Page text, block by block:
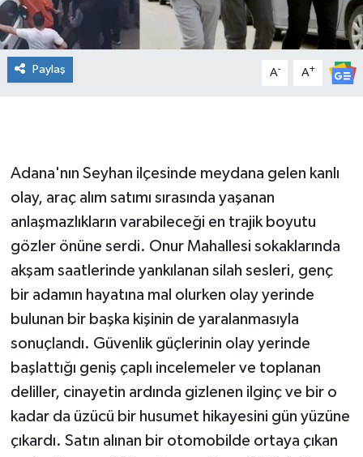
Paylaş A- A+
Adana'nın Seyhan ilçesinde meydana gelen kanlı
olay, araç alım satımı sırasında yaşanan
anlaşmazlıkların varabileceği en trajik boyutu
gözler önüne serdi. Onur Mahallesi sokaklarında
akşam saatlerinde yankılanan silah sesleri, genç
bir adamın hayatına mal olurken olay yerinde
bulunan bir başka kişinin de yaralanmasıyla
sonuçlandı. Güvenlik güçlerinin olay yerinde
başlattığı geniş çaplı incelemeler ve toplanan
deliller, cinayetin ardında gizlenen ilginç ve bir o
kadar da üzücü bir husumet hikayesini gün yüzüne
çıkardı. Satın alınan bir otomobilde ortaya çıkan